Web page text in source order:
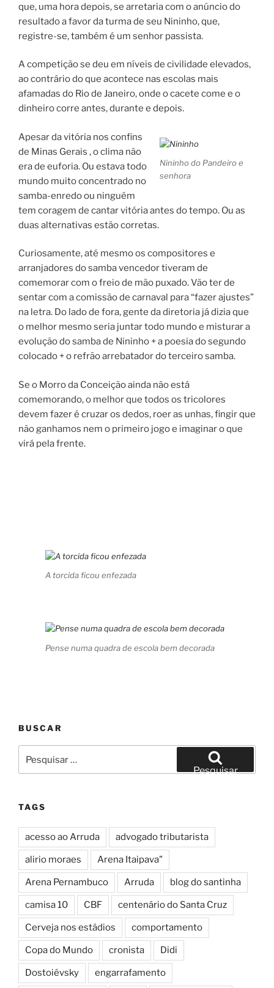
que, uma hora depois, se arretaria com o anúncio do
resultado a favor da turma de seu Nininho, que,
registre-se, também é um senhor passista.
A competição se deu em níveis de civilidade elevados,
ao contrário do que acontece nas escolas mais
afamadas do Rio de Janeiro, onde o cacete come e o
dinheiro corre antes, durante e depois.
Nininho do Pandeiro e
senhora
Apesar da vitória nos confins
de Minas Gerais , o clima não
era de euforia. Ou estava todo
mundo muito concentrado no
samba-enredo ou ninguém
tem coragem de cantar vitória antes do tempo. Ou as
duas alternativas estão corretas.
Curiosamente, até mesmo os compositores e
arranjadores do samba vencedor tiveram de
comemorar com o freio de mão puxado. Vão ter de
sentar com a comissão de carnaval para “fazer ajustes”
na letra. Do lado de fora, gente da diretoria já dizia que
o melhor mesmo seria juntar todo mundo e misturar a
evolução do samba de Nininho + a poesia do segundo
colocado + o refrão arrebatador do terceiro samba.
Se o Morro da Conceição ainda não está
comemorando, o melhor que todos os tricolores
devem fazer é cruzar os dedos, roer as unhas, fingir que
não ganhamos nem o primeiro jogo e imaginar o que
virá pela frente.
A torcida ficou enfezada
Pense numa quadra de escola bem decorada
BUSCAR
por:
Pesquisar
TAGS
acesso ao Arruda advogado tributarista
alirio moraes Arena Itaipava"
Arena Pernambuco Arruda blog do santinha
camisa 10 CBF centenário do Santa Cruz
Cerveja nos estádios comportamento
Copa do Mundo cronista Didi
Dostoiévsky engarrafamento